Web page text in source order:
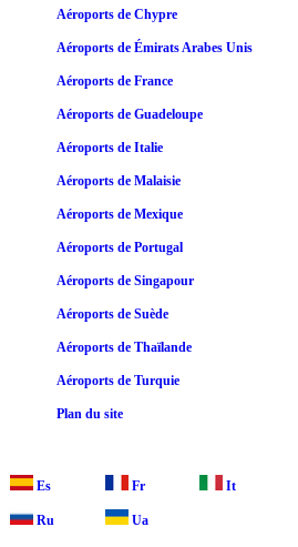
Aéroports de Chypre
Aéroports de Émirats Arabes Unis
Aéroports de France
Aéroports de Guadeloupe
Aéroports de Italie
Aéroports de Malaisie
Aéroports de Mexique
Aéroports de Portugal
Aéroports de Singapour
Aéroports de Suède
Aéroports de Thaïlande
Aéroports de Turquie
Plan du site
Es Fr It
Ru Ua